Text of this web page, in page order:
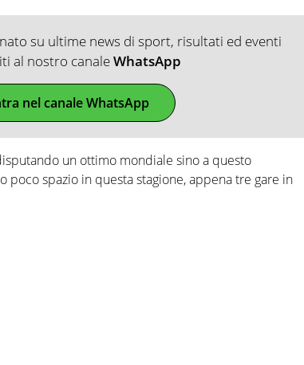
su ultime news di sport, risultati ed eventi
al nostro canaleWhatsApp
nel canale WhatsApp
un ottimo mondiale sino a questo
poco spazio in questa stagione, appena tre gare in